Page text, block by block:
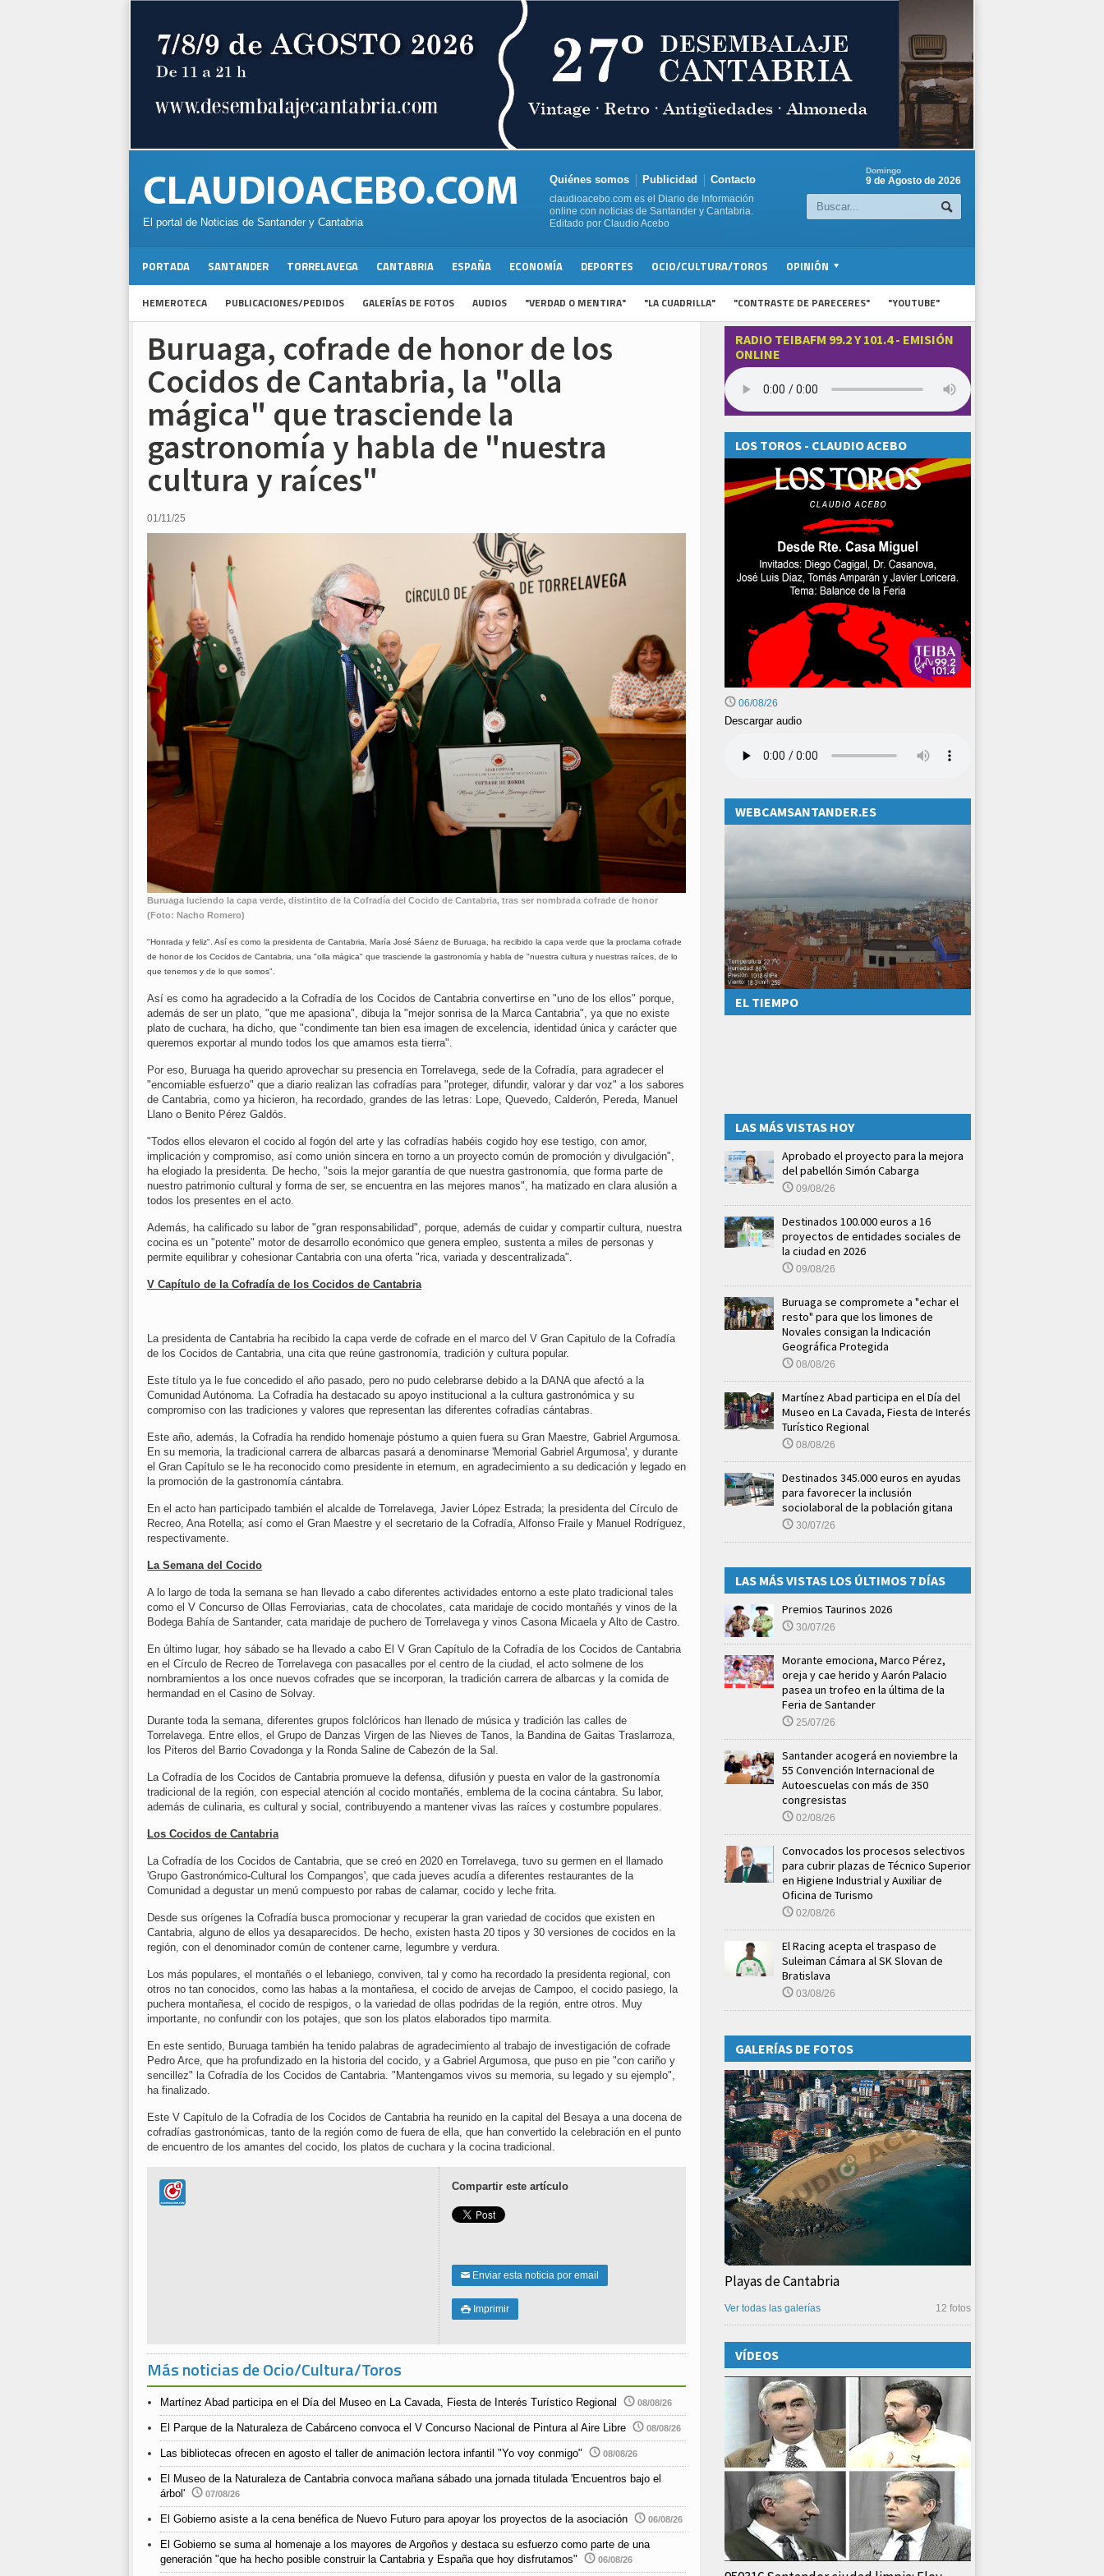
El portal de Noticias de Santander y Cantabria
Quiénes somos Publicidad Contacto
claudioacebo.com es el Diario de Información
online con noticias de Santander y Cantabria.
Editado por Claudio Acebo
Domingo
9 de Agosto de 2026
PORTADA SANTANDER TORRELAVEGA CANTABRIA ESPAÑA ECONOMÍA DEPORTES OCIO/CULTURA/TOROS OPINIÓN
HEMEROTECA PUBLICACIONES/PEDIDOS GALERÍAS DE FOTOS AUDIOS "VERDAD O MENTIRA" "LA CUADRILLA" "CONTRASTE DE PARECERES" "YOUTUBE"
Buruaga, cofrade de honor de los
Cocidos de Cantabria, la "olla
mágica" que trasciende la
gastronomía y habla de "nuestra
cultura y raíces"
01/11/25
Buruaga luciendo la capa verde, distintito de la Cofradía del Cocido de Cantabria, tras ser nombrada cofrade de honor
(Foto: Nacho Romero)
"Honrada y feliz". Así es como la presidenta de Cantabria, María José Sáenz de Buruaga, ha recibido la capa verde que la proclama cofrade
de honor de los Cocidos de Cantabria, una "olla mágica" que trasciende la gastronomía y habla de "nuestra cultura y nuestras raíces, de lo
que tenemos y de lo que somos".
Así es como ha agradecido a la Cofradía de los Cocidos de Cantabria convertirse en "uno de los ellos" porque,
además de ser un plato, "que me apasiona", dibuja la "mejor sonrisa de la Marca Cantabria", ya que no existe
plato de cuchara, ha dicho, que "condimente tan bien esa imagen de excelencia, identidad única y carácter que
queremos exportar al mundo todos los que amamos esta tierra".
Por eso, Buruaga ha querido aprovechar su presencia en Torrelavega, sede de la Cofradía, para agradecer el
"encomiable esfuerzo" que a diario realizan las cofradías para "proteger, difundir, valorar y dar voz" a los sabores
de Cantabria, como ya hicieron, ha recordado, grandes de las letras: Lope, Quevedo, Calderón, Pereda, Manuel
Llano o Benito Pérez Galdós.
"Todos ellos elevaron el cocido al fogón del arte y las cofradías habéis cogido hoy ese testigo, con amor,
implicación y compromiso, así como unión sincera en torno a un proyecto común de promoción y divulgación",
ha elogiado la presidenta. De hecho, "sois la mejor garantía de que nuestra gastronomía, que forma parte de
nuestro patrimonio cultural y forma de ser, se encuentra en las mejores manos", ha matizado en clara alusión a
todos los presentes en el acto.
Además, ha calificado su labor de "gran responsabilidad", porque, además de cuidar y compartir cultura, nuestra
cocina es un "potente" motor de desarrollo económico que genera empleo, sustenta a miles de personas y
permite equilibrar y cohesionar Cantabria con una oferta "rica, variada y descentralizada".
V Capítulo de la Cofradía de los Cocidos de Cantabria
La presidenta de Cantabria ha recibido la capa verde de cofrade en el marco del V Gran Capitulo de la Cofradía
de los Cocidos de Cantabria, una cita que reúne gastronomía, tradición y cultura popular.
Este título ya le fue concedido el año pasado, pero no pudo celebrarse debido a la DANA que afectó a la
Comunidad Autónoma. La Cofradía ha destacado su apoyo institucional a la cultura gastronómica y su
compromiso con las tradiciones y valores que representan las diferentes cofradías cántabras.
Este año, además, la Cofradía ha rendido homenaje póstumo a quien fuera su Gran Maestre, Gabriel Argumosa.
En su memoria, la tradicional carrera de albarcas pasará a denominarse 'Memorial Gabriel Argumosa', y durante
el Gran Capítulo se le ha reconocido como presidente in eternum, en agradecimiento a su dedicación y legado en
la promoción de la gastronomía cántabra.
En el acto han participado también el alcalde de Torrelavega, Javier López Estrada; la presidenta del Círculo de
Recreo, Ana Rotella; así como el Gran Maestre y el secretario de la Cofradía, Alfonso Fraile y Manuel Rodríguez,
respectivamente.
La Semana del Cocido
A lo largo de toda la semana se han llevado a cabo diferentes actividades entorno a este plato tradicional tales
como el V Concurso de Ollas Ferroviarias, cata de chocolates, cata maridaje de cocido montañés y vinos de la
Bodega Bahía de Santander, cata maridaje de puchero de Torrelavega y vinos Casona Micaela y Alto de Castro.
En último lugar, hoy sábado se ha llevado a cabo El V Gran Capítulo de la Cofradía de los Cocidos de Cantabria
en el Círculo de Recreo de Torrelavega con pasacalles por el centro de la ciudad, el acto solmene de los
nombramientos a los once nuevos cofrades que se incorporan, la tradición carrera de albarcas y la comida de
hermandad en el Casino de Solvay.
Durante toda la semana, diferentes grupos folclóricos han llenado de música y tradición las calles de
Torrelavega. Entre ellos, el Grupo de Danzas Virgen de las Nieves de Tanos, la Bandina de Gaitas Traslarroza,
los Piteros del Barrio Covadonga y la Ronda Saline de Cabezón de la Sal.
La Cofradía de los Cocidos de Cantabria promueve la defensa, difusión y puesta en valor de la gastronomía
tradicional de la región, con especial atención al cocido montañés, emblema de la cocina cántabra. Su labor,
además de culinaria, es cultural y social, contribuyendo a mantener vivas las raíces y costumbre populares.
Los Cocidos de Cantabria
La Cofradía de los Cocidos de Cantabria, que se creó en 2020 en Torrelavega, tuvo su germen en el llamado
'Grupo Gastronómico-Cultural los Compangos', que cada jueves acudía a diferentes restaurantes de la
Comunidad a degustar un menú compuesto por rabas de calamar, cocido y leche frita.
Desde sus orígenes la Cofradía busca promocionar y recuperar la gran variedad de cocidos que existen en
Cantabria, alguno de ellos ya desaparecidos. De hecho, existen hasta 20 tipos y 30 versiones de cocidos en la
región, con el denominador común de contener carne, legumbre y verdura.
Los más populares, el montañés o el lebaniego, conviven, tal y como ha recordado la presidenta regional, con
otros no tan conocidos, como las habas a la montañesa, el cocido de arvejas de Campoo, el cocido pasiego, la
puchera montañesa, el cocido de respigos, o la variedad de ollas podridas de la región, entre otros. Muy
importante, no confundir con los potajes, que son los platos elaborados tipo marmita.
En este sentido, Buruaga también ha tenido palabras de agradecimiento al trabajo de investigación de cofrade
Pedro Arce, que ha profundizado en la historia del cocido, y a Gabriel Argumosa, que puso en pie "con cariño y
sencillez" la Cofradía de los Cocidos de Cantabria. "Mantengamos vivos su memoria, su legado y su ejemplo",
ha finalizado.
Este V Capítulo de la Cofradía de los Cocidos de Cantabria ha reunido en la capital del Besaya a una docena de
cofradías gastronómicas, tanto de la región como de fuera de ella, que han convertido la celebración en el punto
de encuentro de los amantes del cocido, los platos de cuchara y la cocina tradicional.
Compartir este artículo
✉ Enviar esta noticia por email
 Imprimir
Más noticias de Ocio/Cultura/Toros
Martínez Abad participa en el Día del Museo en La Cavada, Fiesta de Interés Turístico Regional 08/08/26
El Parque de la Naturaleza de Cabárceno convoca el V Concurso Nacional de Pintura al Aire Libre 08/08/26
Las bibliotecas ofrecen en agosto el taller de animación lectora infantil "Yo voy conmigo" 08/08/26
El Museo de la Naturaleza de Cantabria convoca mañana sábado una jornada titulada 'Encuentros bajo el
árbol'
07/08/26
El Gobierno asiste a la cena benéfica de Nuevo Futuro para apoyar los proyectos de la asociación 06/08/26
El Gobierno se suma al homenaje a los mayores de Argoños y destaca su esfuerzo como parte de una
generación "que ha hecho posible construir la Cantabria y España que hoy disfrutamos"
06/08/26
RADIO TEIBAFM 99.2 Y 101.4 - EMISIÓN
ONLINE
LOS TOROS - CLAUDIO ACEBO
06/08/26
Descargar audio
WEBCAMSANTANDER.ES
EL TIEMPO
LAS MÁS VISTAS HOY
Aprobado el proyecto para la mejora
del pabellón Simón Cabarga
09/08/26
Destinados 100.000 euros a 16
proyectos de entidades sociales de
la ciudad en 2026
09/08/26
Buruaga se compromete a "echar el
resto" para que los limones de
Novales consigan la Indicación
Geográfica Protegida
08/08/26
Martínez Abad participa en el Día del
Museo en La Cavada, Fiesta de Interés
Turístico Regional
08/08/26
Destinados 345.000 euros en ayudas
para favorecer la inclusión
sociolaboral de la población gitana
30/07/26
LAS MÁS VISTAS LOS ÚLTIMOS 7 DÍAS
Premios Taurinos 2026
30/07/26
Morante emociona, Marco Pérez,
oreja y cae herido y Aarón Palacio
pasea un trofeo en la última de la
Feria de Santander
25/07/26
Santander acogerá en noviembre la
55 Convención Internacional de
Autoescuelas con más de 350
congresistas
02/08/26
Convocados los procesos selectivos
para cubrir plazas de Técnico Superior
en Higiene Industrial y Auxiliar de
Oficina de Turismo
02/08/26
El Racing acepta el traspaso de
Suleiman Cámara al SK Slovan de
Bratislava
03/08/26
GALERÍAS DE FOTOS
Playas de Cantabria
12 fotos
Ver todas las galerías
VÍDEOS